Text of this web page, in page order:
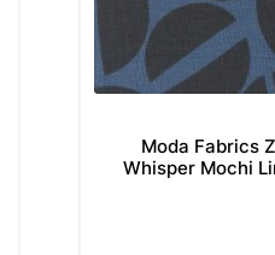
Moda Fabrics
Whisper Mochi